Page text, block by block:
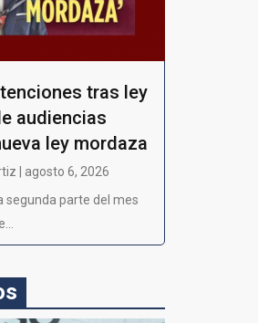
tras ley
audiencias
ley mordaza
| agosto 6, 2026
segunda parte del mes